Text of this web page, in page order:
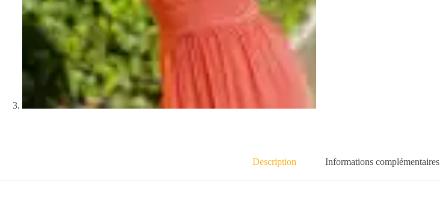
Description Informations complémentaires